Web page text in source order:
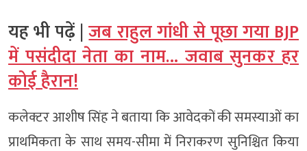
यह भी पढ़ें |जब राहुल गांधी से पूछा गया BJP
में पसंदीदा नेता का नाम… जवाब सुनकर हर
कोई हैरान!
कलेक्टर आशीष सिंह ने बताया कि आवेदकों की समस्याओं का
प्राथमिकता के साथ समय-सीमा में निराकरण सुनिश्चित किया